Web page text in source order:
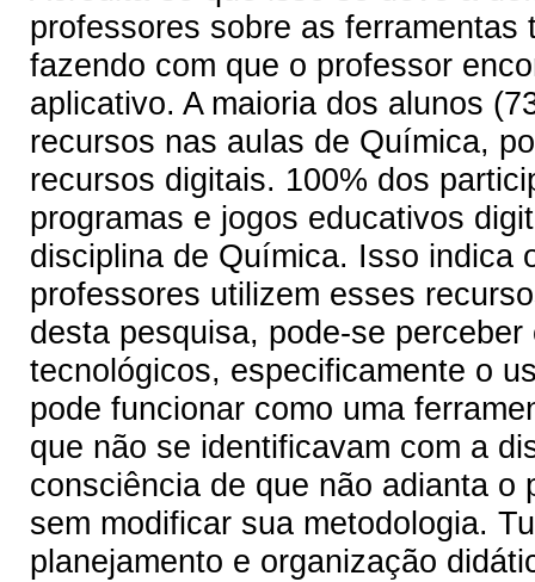
professores sobre as
fazendo com que o professor
aplicativo. A maioria dos alunos
recursos nas aulas de Química,
recursos digitais. 100% dos
programas e jogos educativos
disciplina de Química. Isso indica
professores utilizem esses
desta pesquisa, pode-se
tecnológicos, especificamente o
pode funcionar como uma
que não se identificavam com a
consciência de que não adianta o
sem modificar sua metodologia.
planejamento e organização